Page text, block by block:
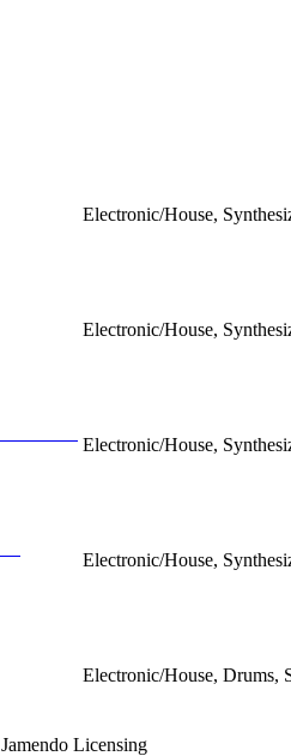
Electronic/House,
Electronic/House,
Electronic/House,
Electronic/House,
Electronic/House, Drums,
Jamendo Licensing